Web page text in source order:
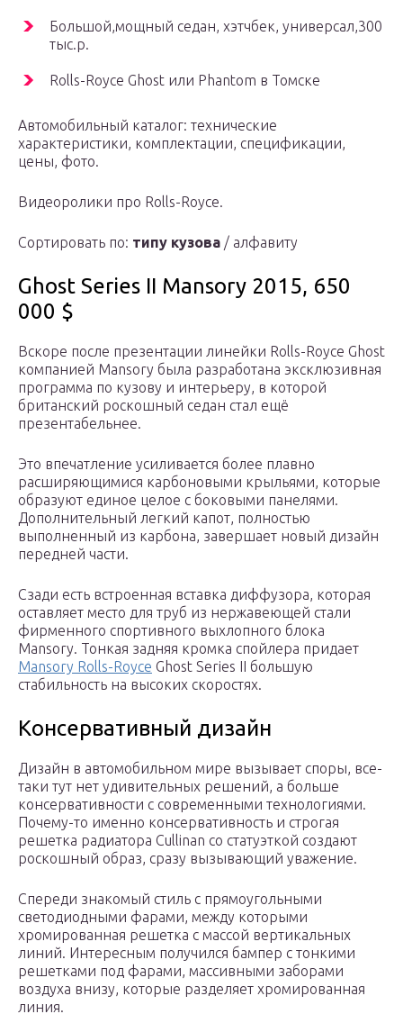
Большой,мощный седан, хэтчбек, универсал,300
тыс.р.
Rolls-Royce Ghost или Phantom в Томске
Автомобильный каталог: технические
характеристики, комплектации, спецификации,
цены, фото.
Видеоролики про Rolls-Royce.
Сортировать по: типу кузова / алфавиту
Ghost Series II Mansory 2015, 650
000 $
Вскоре после презентации линейки Rolls-Royce Ghost
компанией Mansory была разработана эксклюзивная
программа по кузову и интерьеру, в которой
британский роскошный седан стал ещё
презентабельнее.
Это впечатление усиливается более плавно
расширяющимися карбоновыми крыльями, которые
образуют единое целое с боковыми панелями.
Дополнительный легкий капот, полностью
выполненный из карбона, завершает новый дизайн
передней части.
Сзади есть встроенная вставка диффузора, которая
оставляет место для труб из нержавеющей стали
фирменного спортивного выхлопного блока
Mansory. Тонкая задняя кромка спойлера придает
Mansory Rolls-Royce Ghost Series II большую
стабильность на высоких скоростях.
Консервативный дизайн
Дизайн в автомобильном мире вызывает споры, все-
таки тут нет удивительных решений, а больше
консервативности с современными технологиями.
Почему-то именно консервативность и строгая
решетка радиатора Cullinan со статуэткой создают
роскошный образ, сразу вызывающий уважение.
Спереди знакомый стиль с прямоугольными
светодиодными фарами, между которыми
хромированная решетка с массой вертикальных
линий. Интересным получился бампер с тонкими
решетками под фарами, массивными заборами
воздуха внизу, которые разделяет хромированная
линия.